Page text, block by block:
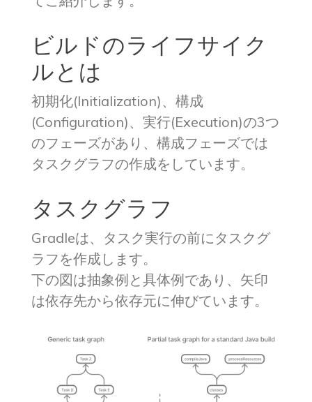
ビルドのライフサイク
ルとは
初期化(Initialization)、構成
(Configuration)、実行(Execution)の3つ
のフェーズがあり、構成フェーズでは
タスクグラフの作成をしています。
タスクグラフ
Gradleは、タスク実行の前にタスクグ
ラフを作成します。
下の図は抽象例と具体例であり、矢印
は依存先から依存元に伸びています。